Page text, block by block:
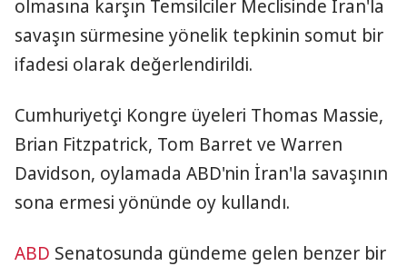
olmasına karşın Temsilciler Meclisinde İran'la
savaşın sürmesine yönelik tepkinin somut bir
ifadesi olarak değerlendirildi.
Cumhuriyetçi Kongre üyeleri Thomas Massie,
Brian Fitzpatrick, Tom Barret ve Warren
Davidson, oylamada ABD'nin İran'la savaşının
sona ermesi yönünde oy kullandı.
ABD Senatosunda gündeme gelen benzer bir